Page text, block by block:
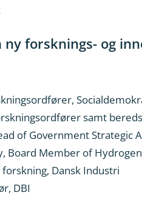
ny forsknings- og
samt
of Government Strategic
Board Member of
Dansk Industri
DBI